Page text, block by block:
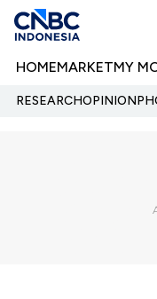
HOMEMARKETMY
RESEARCHOPINION